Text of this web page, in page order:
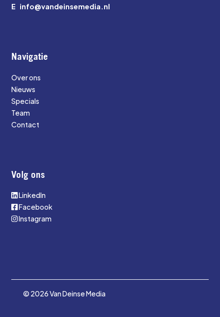
E info@vandeinsemedia.nl
Navigatie
Over ons
Nieuws
Specials
Team
Contact
Volg ons
LinkedIn
Facebook
Instagram
© 2026 Van Deinse Media